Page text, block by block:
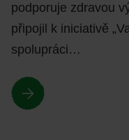
podporuje zdravou
připojil k iniciativě
spolupráci…